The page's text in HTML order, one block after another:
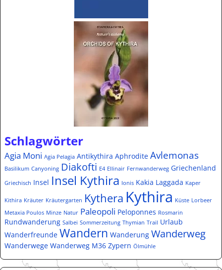
Schlagwörter
Agia Moni Agia Pelagia Antikythira Aphrodite Avlemonas
Basilikum Canyoning Diakofti E4 Ellinair Fernwanderweg Griechenland
Griechisch Insel Insel Kythira Ionis Kakia Laggada Kaper
Kithira Kräuter Kräutergarten Kythera Kythira Küste Lorbeer
Metaxia Poulos Minze Natur Paleopoli Peloponnes Rosmarin
Rundwanderung Salbei Sommerzeitung Thymian Trail Urlaub
Wanderfreunde Wandern Wanderung Wanderweg
Wanderwege Wanderweg M36 Zypern Ölmühle